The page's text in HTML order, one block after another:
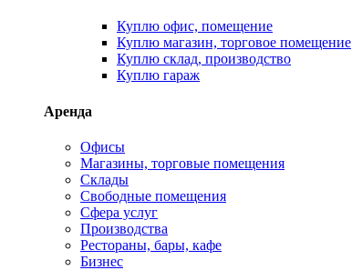
Куплю офис, помещение
Куплю магазин, торговое помещение
Куплю склад, производство
Куплю гараж
Аренда
Офисы
Магазины, торговые помещения
Склады
Свободные помещения
Сфера услуг
Производства
Рестораны, бары, кафе
Бизнес